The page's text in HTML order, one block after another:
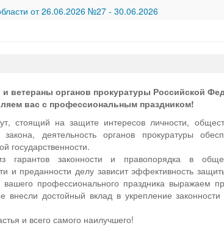
от 26.06.2026 №27 - 30.06.2026
ветераны органов прокуратуры Российской
вас с профессиональным праздником!
стоящий на защите интересов личности,
деятельность органов прокуратуры
государственности.
гарантов законности и правопорядка в
и преданности делу зависит эффективность
профессионального праздника выражаем
достойный вклад в укрепление
и всего самого наилучшего!